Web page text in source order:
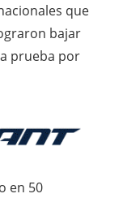
que
bajar
prueba por
en 50